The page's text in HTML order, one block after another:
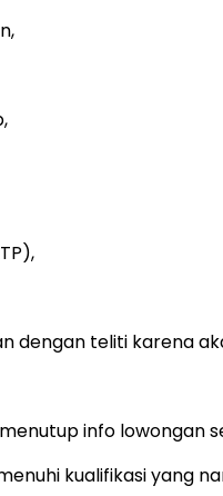
dengan teliti karena
info
kualifikasi yang